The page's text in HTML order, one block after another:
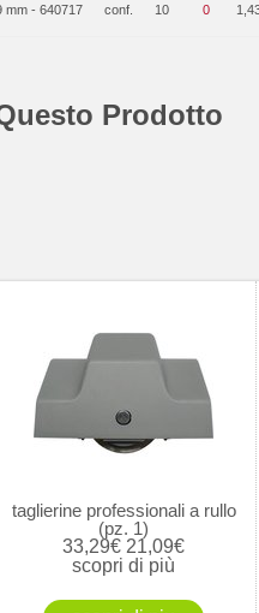
mm - 640717
conf. 10 0
Prodotto
taglierine professionali a rullo
(pz. 1)
33,29€ 21,09€
scopri di più